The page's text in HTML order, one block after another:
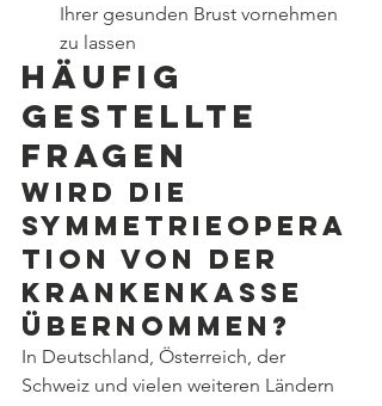
Ihrer gesunden Brust vornehmen
zu lassen
Häufig
gestellte
Fragen
Wird die
Symmetrieopera
tion von der
Krankenkasse
übernommen?
In Deutschland, Österreich, der
Schweiz und vielen weiteren Ländern